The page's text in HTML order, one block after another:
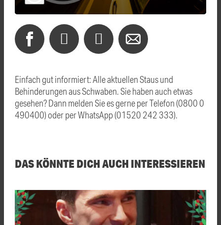
Einfach gut informiert: Alle aktuellen Staus und
Behinderungen aus Schwaben. Sie haben auch etwas
gesehen? Dann melden Sie es gerne per Telefon (0800 0
490400) oder per WhatsApp (01520 242 333).
DAS KÖNNTE DICH AUCH INTERESSIEREN